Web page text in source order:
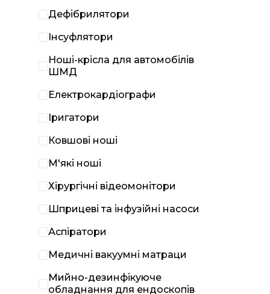
Дефібрилятори
Інсуфлятори
Ноші-крісла для автомобілів
ШМД
Електрокардіографи
Іригатори
Ковшові ноші
М'які ноші
Хірургічні відеомонітори
Шприцеві та інфузійні насоси
Аспіратори
Медичні вакуумні матраци
Мийно-дезинфікуюче
обладнання для ендоскопів